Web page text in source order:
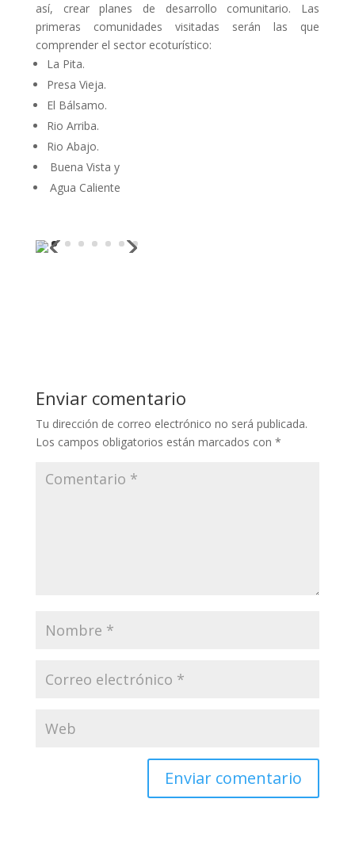
así, crear planes de desarrollo comunitario. Las
primeras comunidades visitadas serán las que
comprender el sector ecoturístico:
La Pita.
Presa Vieja.
El Bálsamo.
Rio Arriba.
Rio Abajo.
Buena Vista y
Agua Caliente
Enviar comentario
Tu dirección de correo electrónico no será publicada.
Los campos obligatorios están marcados con *